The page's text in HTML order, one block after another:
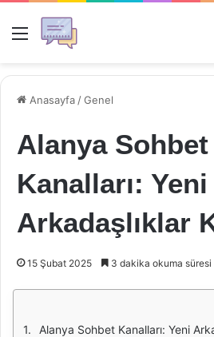
Menü
Anasayfa /Genel
Alanya Sohbet
Kanalları: Yeni
Arkadaşlıklar
15 Şubat 2025 3 dakika okuma süresi
Alanya Sohbet Kanalları: Yeni